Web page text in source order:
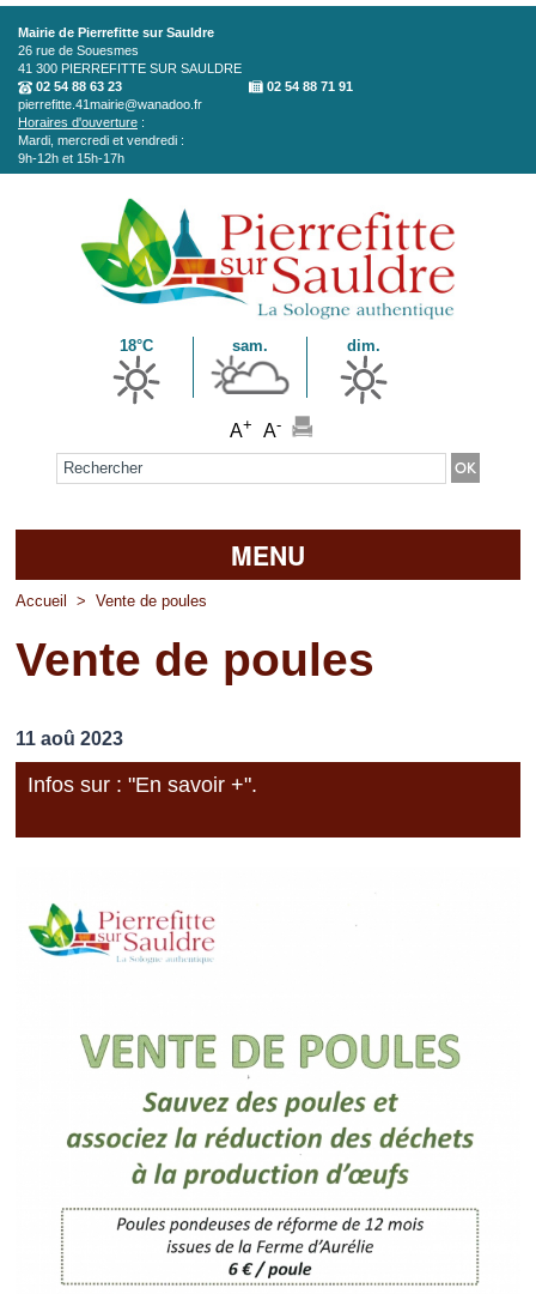
Aller au contenu principal
Mairie de Pierrefitte sur Sauldre
26 rue de Souesmes
41 300 PIERREFITTE SUR SAULDRE
02 54 88 63 23
02 54 88 71 91
pierrefitte.41mairie@wanadoo.fr
Horaires d'ouverture :
Mardi, mercredi et vendredi :
9h-12h et 15h-17h
18°C sam. dim.
A+ A-
Formulaire de recherche
MENU
Accueil
La mairie
Vie pratique
Accueil > Vente de poules
Vente de poules
11 aoû 2023
Infos sur : "En savoir +".